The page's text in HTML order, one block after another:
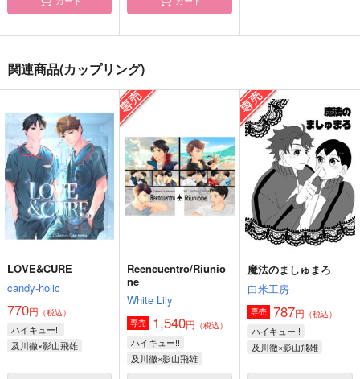
こうふくの食卓
及川徹×影山飛雄
サンプル
作品詳細
おーだーめいど！
440
サンプル
作品詳細
白米工房
787円（税込）
及川徹×影山飛雄
サンプル
作品詳細
関連商品(カップリング)
LOVE&CURE
candy-holic
770円 （税込）
ハイキュー!!
及川徹×影山飛雄
Reencuentro/Riunio
ne
White Lily
専売 1,540円 （税込）
ハイキュー!!
及川徹×影山飛雄
魔法のましゅまろ
白米工房
専売 787円 （税込）
ハイキュー!!
及川徹×影山飛雄